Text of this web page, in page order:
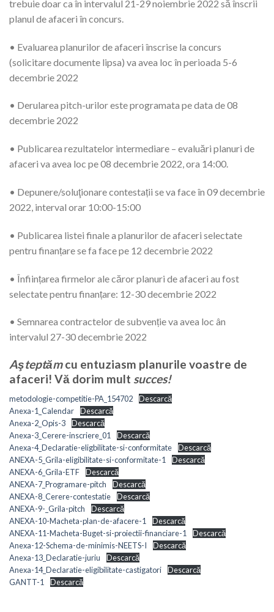
trebuie doar ca în intervalul 21-29 noiembrie 2022 să înscrii
planul de afaceri în concurs.
• Evaluarea planurilor de afaceri înscrise la concurs
(solicitare documente lipsa) va avea loc în perioada 5-6
decembrie 2022
• Derularea pitch-urilor este programata pe data de 08
decembrie 2022
• Publicarea rezultatelor intermediare – evaluări planuri de
afaceri va avea loc pe 08 decembrie 2022, ora 14:00.
• Depunere/soluţionare contestații se va face în 09 decembrie
2022, interval orar 10:00-15:00
• Publicarea listei finale a planurilor de afaceri selectate
pentru finanțare se fa face pe 12 decembrie 2022
• Înființarea firmelor ale căror planuri de afaceri au fost
selectate pentru finanțare: 12-30 decembrie 2022
• Semnarea contractelor de subvenție va avea loc ân
intervalul 27-30 decembrie 2022
Aşteptămcu entuziasm planurile voastre de
afaceri! Vă dorim mult succes!
metodologie-competitie-PA_154702
Descarcă
Anexa-1_Calendar
Descarcă
Anexa-2_Opis-3
Descarcă
Anexa-3_Cerere-inscriere_01
Descarcă
Anexa-4_Declaratie-eligbilitate-si-conformitate
Descarcă
ANEXA-5_Grila-eligibilitate-si-conformitate-1
Descarcă
ANEXA-6_Grila-ETF
Descarcă
ANEXA-7_Programare-pitch
Descarcă
ANEXA-8_Cerere-contestatie
Descarcă
ANEXA-9-_Grila-pitch
Descarcă
ANEXA-10-Macheta-plan-de-afacere-1
Descarcă
ANEXA-11-Macheta-Buget-si-proiectii-financiare-1
Descarcă
Anexa-12-Schema-de-minimis-NEETS-I
Descarcă
Anexa-13_Declaratie-juriu
Descarcă
Anexa-14_Declaratie-eligibilitate-castigatori
Descarcă
GANTT-1
Descarcă